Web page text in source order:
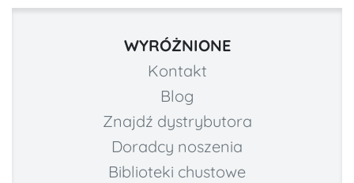
WYRÓŻNIONE
Kontakt
Blog
Znajdź dystrybutora
Doradcy noszenia
Biblioteki chustowe